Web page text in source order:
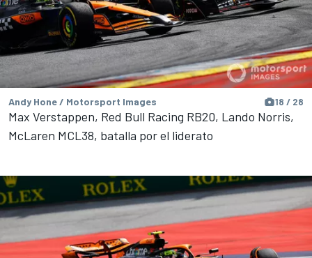
Andy Hone / Motorsport Images 18 / 28
Max Verstappen, Red Bull Racing RB20, Lando Norris,
McLaren MCL38, batalla por el liderato